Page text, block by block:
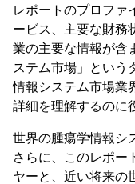
レポートのプロファ
ービス、主要な財務
業の主要な情報が含
ステム市場」という
情報システム市場業
詳細を理解するのに
世界の腫瘍学情報シ
さらに、このレポー
ヤーと、近い将来の